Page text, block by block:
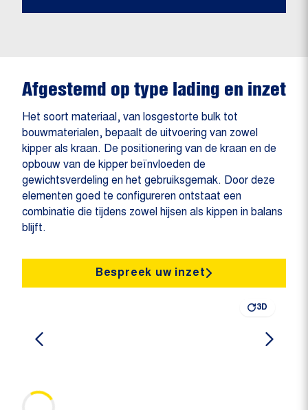
Afgestemd op type lading en inzet
Het soort materiaal, van losgestorte bulk tot
bouwmaterialen, bepaalt de uitvoering van zowel
kipper als kraan. De positionering van de kraan en de
opbouw van de kipper beïnvloeden de
gewichtsverdeling en het gebruiksgemak. Door deze
elementen goed te configureren ontstaat een
combinatie die tijdens zowel hijsen als kippen in balans
blijft.
Bespreek uw inzet
3D